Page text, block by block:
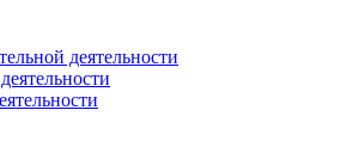
деятельности